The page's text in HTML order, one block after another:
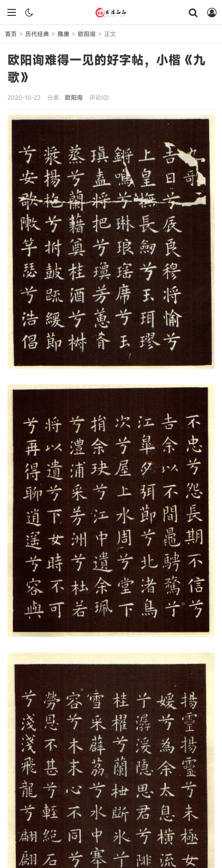
首页 > 历代经典 > 隋唐 > 欧阳询 > 正文
欧阳询难得一见的好字帖，小楷《九
歌》
2020-10-22 分类： 欧阳询 评论(0)